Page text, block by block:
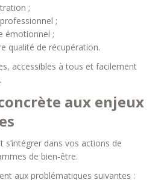
;
;
émotionnel ;
qualité de récupération.
accessibles à tous et facilement
aux enjeux
s’intégrer dans vos actions de
de bien-être.
aux problématiques suivantes :